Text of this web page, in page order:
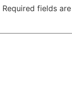
Required fields